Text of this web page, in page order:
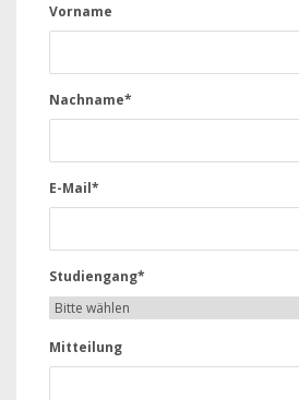
Vorname
Nachname*
E-Mail*
Studiengang*
Mitteilung